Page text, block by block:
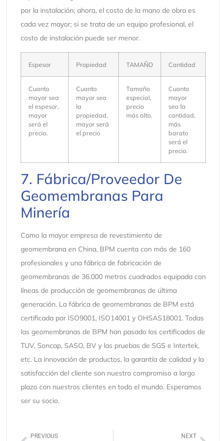
por la instalación; ahora, el costo de la mano de obra es
cada vez mayor; si se trata de un equipo profesional, el
costo de instalación puede ser menor.
Espesor Propiedad TAMAÑO Cantidad
Cuanto
mayor sea
el espesor,
mayor
será el
precio.
Cuanto
mayor sea
la
propiedad,
mayor será
el precio
Tamaño
especial,
precio
más alto.
Cuanto
mayor
sea la
cantidad,
más
barato
será el
precio.
7. Fábrica/Proveedor De
Geomembranas Para
Minería
Como la mayor empresa de revestimiento de
geomembrana en China, BPM cuenta con más de 160
profesionales y una fábrica de fabricación de
geomembranas de 36.000 metros cuadrados equipada con
líneas de producción de geomembranas de última
generación. La fábrica de geomembranas de BPM está
certificada por ISO9001, ISO14001 y OHSAS18001. Todas
las geomembranas de BPM han pasado los certificados de
TUV, Soncap, SASO, BV y las pruebas de SGS e Intertek,
etc. La innovación de productos, la garantía de calidad y la
satisfacción del cliente son nuestro compromiso a largo
plazo con nuestros clientes en todo el mundo. Esperamos
ser su socio.
PREVIOUS NEXT